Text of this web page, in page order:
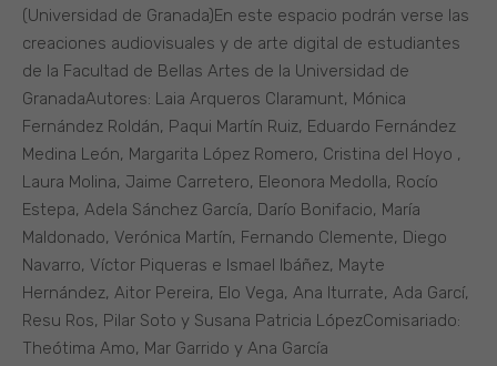
(Universidad de Granada)En este espacio podrán verse las
creaciones audiovisuales y de arte digital de estudiantes
de la Facultad de Bellas Artes de la Universidad de
GranadaAutores: Laia Arqueros Claramunt, Mónica
Fernández Roldán, Paqui Martín Ruiz, Eduardo Fernández
Medina León, Margarita López Romero, Cristina del Hoyo ,
Laura Molina, Jaime Carretero, Eleonora Medolla, Rocío
Estepa, Adela Sánchez García, Darío Bonifacio, María
Maldonado, Verónica Martín, Fernando Clemente, Diego
Navarro, Víctor Piqueras e Ismael Ibáñez, Mayte
Hernández, Aitor Pereira, Elo Vega, Ana Iturrate, Ada Garcí,
Resu Ros, Pilar Soto y Susana Patricia LópezComisariado:
Theótima Amo, Mar Garrido y Ana García